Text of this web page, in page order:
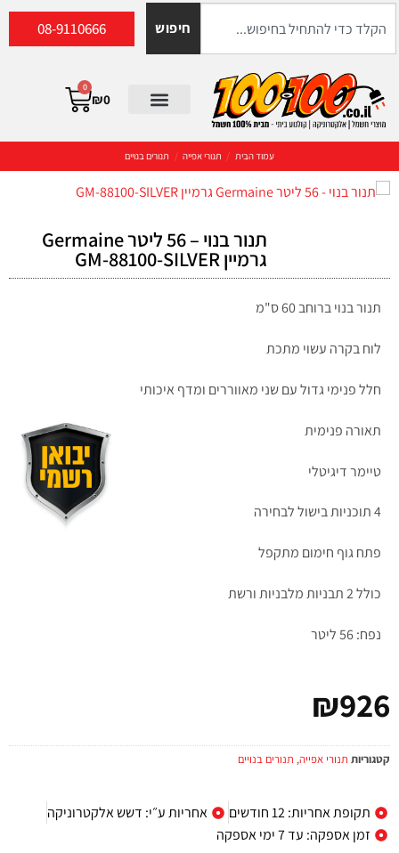
חיפוש 08-9110666
₪0
0
עמוד הבית / תנורי אפייה / תנורים בנויים
תנור בנוי – 56 ליטר Germaine
גרמיין GM-88100-SILVER
תנור בנוי ברוחב 60 ס"מ
לוח בקרה עשוי מתכת
חלל פנימי גדול עם שני מאווררים ומדף איכותי
תאורה פנימית
טיימר דיגיטלי
4 תוכניות בישול לבחירה
פתח גוף חימום מתקפל
כולל 2 תבניות מלבניות ורשת
נפח: 56 ליטר
₪926
קטגוריות תנורי אפייה, תנורים בנויים
תקופת אחריות: 12 חודשים
אחריות ע״י: דשש אלקטרוניקה
זמן אספקה: עד 7 ימי אספקה